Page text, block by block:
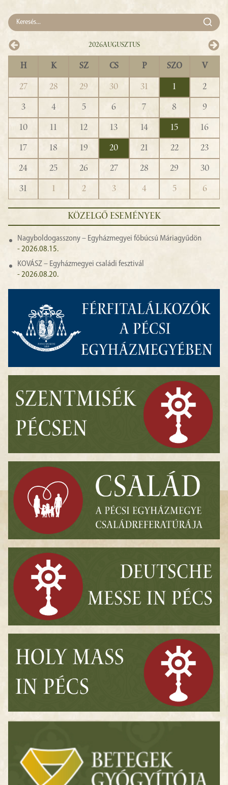
2026Augusztus
H K SZ CS P SZO V
27 28 29 30 31 1
2
3
4 5 6 7 8
9
10
11 12 13 14 15
16
17
18 19 20 21 22
23
24
25 26 27 28 29
30
31
1 2 3 4 5 6
KÖZELGŐ ESEMÉNYEK
Nagyboldogasszony – Egyházmegyei főbúcsú Máriagyűdön
- 2026.08.15.
KOVÁSZ – Egyházmegyei családi fesztivál
- 2026.08.20.